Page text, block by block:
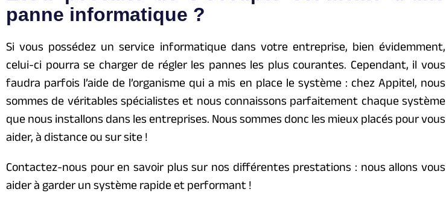
panne informatique ?
Si vous possédez un service informatique dans votre entreprise, bien évidemment,
celui-ci pourra se charger de régler les pannes les plus courantes. Cependant, il vous
faudra parfois l’aide de l’organisme qui a mis en place le système : chez Appitel, nous
sommes de véritables spécialistes et nous connaissons parfaitement chaque système
que nous installons dans les entreprises. Nous sommes donc les mieux placés pour vous
aider, à distance ou sur site !
Contactez-nous pour en savoir plus sur nos différentes prestations : nous allons vous
aider à garder un système rapide et performant !